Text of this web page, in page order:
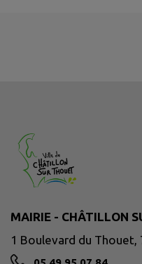
MAIRIE - CHÂTILLON
1 Boulevard du